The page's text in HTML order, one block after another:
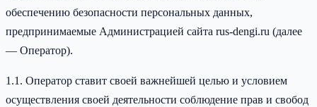
обеспечению безопасности персональных данных,
предпринимаемые Администрацией сайта rus-dengi.ru (далее
— Оператор).
1.1. Оператор ставит своей важнейшей целью и условием
осуществления своей деятельности соблюдение прав и свобод